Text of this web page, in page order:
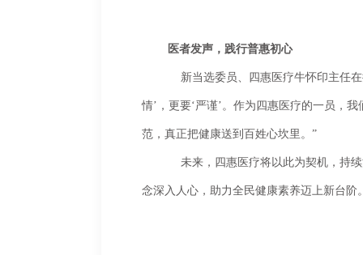
医者发声，践行普惠初心
情’，更要‘严谨’。作为四惠医疗的一员，
范，真正把健康送到百姓心坎里。”
念深入人心，助力全民健康素养迈上新台阶